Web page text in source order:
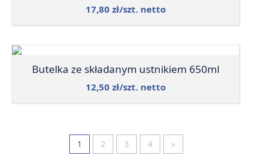
17,80 zł/szt. netto
Butelka ze składanym ustnikiem 650ml
12,50 zł/szt. netto
1 2 3 4 »